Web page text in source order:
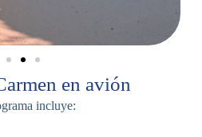
en avión
incluye: